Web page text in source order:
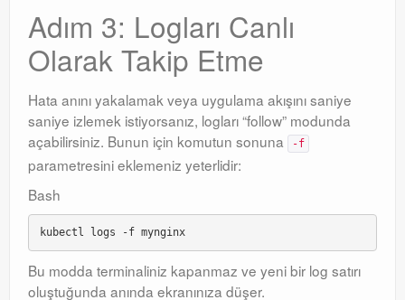
Adım 3: Logları Canlı
Olarak Takip Etme
Hata anını yakalamak veya uygulama akışını saniye
saniye izlemek istiyorsanız, logları “follow” modunda
açabilirsiniz. Bunun için komutun sonuna
-f
parametresini eklemeniz yeterlidir:
Bash
kubectl logs -f mynginx
Bu modda terminaliniz kapanmaz ve yeni bir log satırı
oluştuğunda anında ekranınıza düşer.